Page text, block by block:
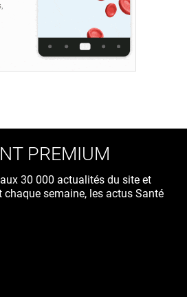
PREMIUM
30 000 actualités du site et
chaque semaine, les actus Santé